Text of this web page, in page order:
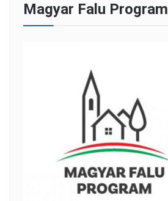
Magyar Falu Program